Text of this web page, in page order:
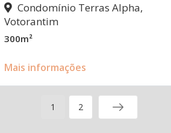
Condomínio Terras Alpha,
Votorantim
300m²
Mais informações
1 2